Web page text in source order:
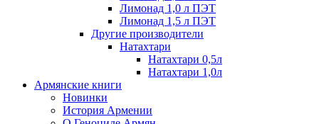
Лимонад 1,0 л ПЭТ
Лимонад 1,5 л ПЭТ
Другие производители
Натахтари
Натахтари 0,5л
Натахтари 1,0л
Армянские книги
Новинки
История Армении